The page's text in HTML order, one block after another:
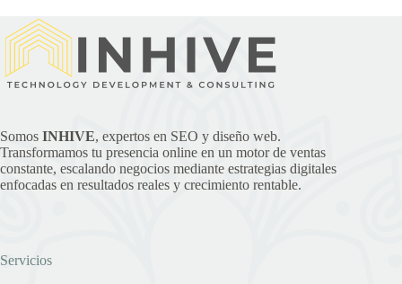
Somos INHIVE, expertos en SEO y diseño web.
Transformamos tu presencia online en un motor de ventas
constante, escalando negocios mediante estrategias digitales
enfocadas en resultados reales y crecimiento rentable.
Servicios